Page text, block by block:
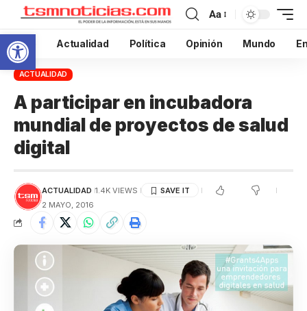
Abrir barra de herramientas
Aa
Inicio Actualidad Política Opinión Mundo
ACTUALIDAD
A participar en incubadora
mundial de proyectos de salud
digital
ACTUALIDAD 1.4K VIEWS
2 MAYO, 2016